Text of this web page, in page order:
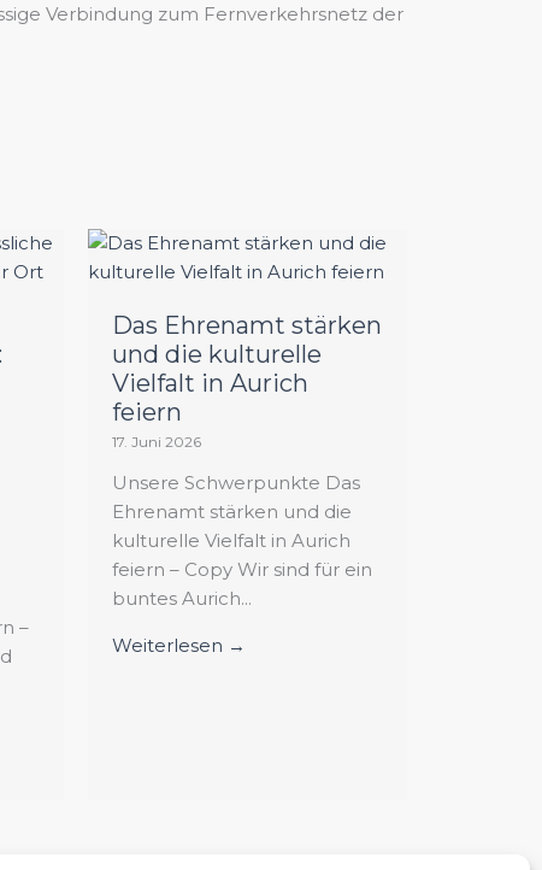
Verbindung zum Fernverkehrsnetz der
–
Das Ehrenamt stärken
und die kulturelle
Vielfalt in Aurich
feiern
17. Juni 2026
Unsere Schwerpunkte Das
Ehrenamt stärken und die
kulturelle Vielfalt in Aurich
feiern – Copy Wir sind für ein
buntes Aurich...
Weiterlesen →